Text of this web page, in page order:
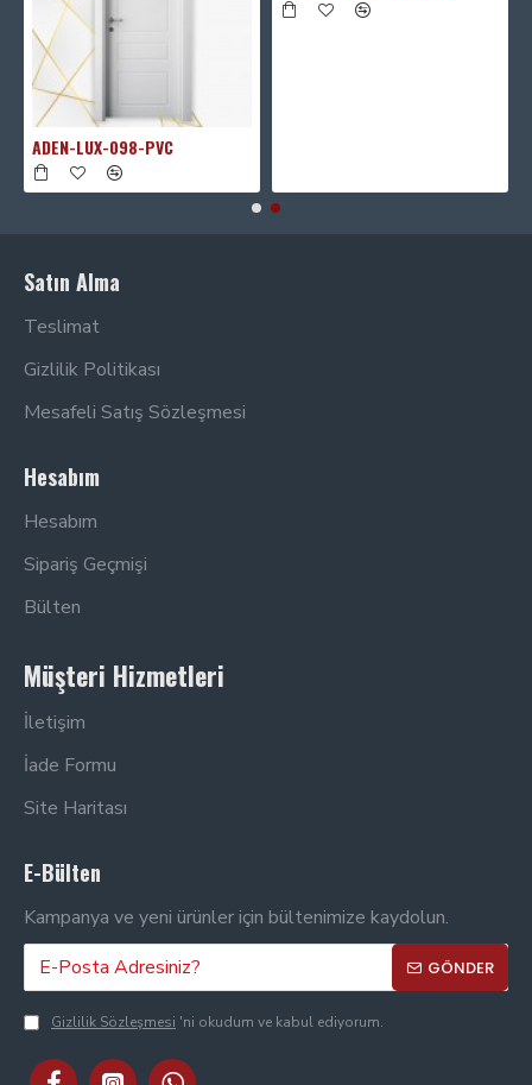
ADEN-LUX-098-PVC
Satın Alma
Teslimat
Gizlilik Politikası
Mesafeli Satış Sözleşmesi
Hesabım
Hesabım
Sipariş Geçmişi
Bülten
Müşteri Hizmetleri
İletişim
İade Formu
Site Haritası
E-Bülten
Kampanya ve yeni ürünler için bültenimize kaydolun.
GÖNDER
Gizlilik Sözleşmesi 'ni okudum ve kabul ediyorum.